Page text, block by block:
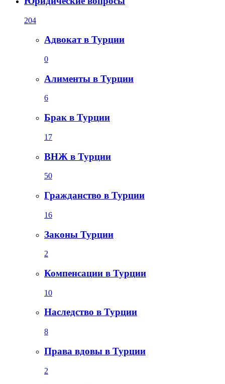
204
Адвокат в Турции
0
Алименты в Турции
6
Брак в Турции
17
ВНЖ в Турции
50
Гражданство в Турции
16
Законы Турции
2
Компенсации в Турции
10
Наследство в Турции
8
Права вдовы в Турции
2